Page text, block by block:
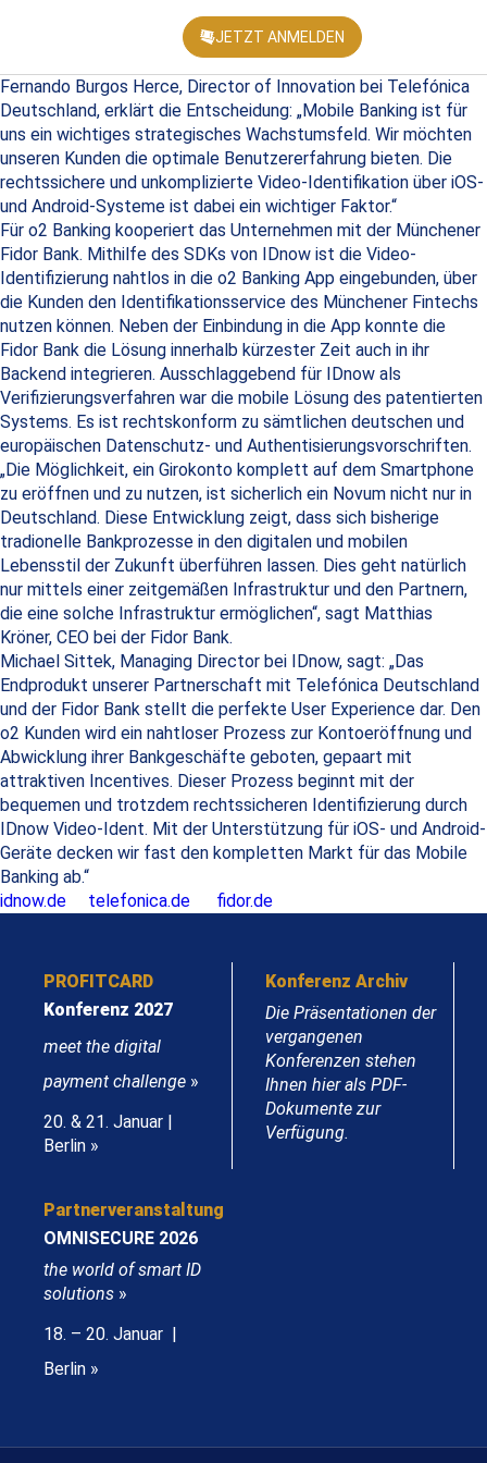
JETZT ANMELDEN
Fernando Burgos Herce, Director of Innovation bei Telefónica
Deutschland, erklärt die Entscheidung: „Mobile Banking ist für
uns ein wichtiges strategisches Wachstumsfeld. Wir möchten
unseren Kunden die optimale Benutzererfahrung bieten. Die
rechtssichere und unkomplizierte Video-Identifikation über iOS-
und Android-Systeme ist dabei ein wichtiger Faktor.“
Für o2 Banking kooperiert das Unternehmen mit der Münchener
Fidor Bank. Mithilfe des SDKs von IDnow ist die Video-
Identifizierung nahtlos in die o2 Banking App eingebunden, über
die Kunden den Identifikationsservice des Münchener Fintechs
nutzen können. Neben der Einbindung in die App konnte die
Fidor Bank die Lösung innerhalb kürzester Zeit auch in ihr
Backend integrieren. Ausschlaggebend für IDnow als
Verifizierungsverfahren war die mobile Lösung des patentierten
Systems. Es ist rechtskonform zu sämtlichen deutschen und
europäischen Datenschutz- und Authentisierungsvorschriften.
„Die Möglichkeit, ein Girokonto komplett auf dem Smartphone
zu eröffnen und zu nutzen, ist sicherlich ein Novum nicht nur in
Deutschland. Diese Entwicklung zeigt, dass sich bisherige
tradionelle Bankprozesse in den digitalen und mobilen
Lebensstil der Zukunft überführen lassen. Dies geht natürlich
nur mittels einer zeitgemäßen Infrastruktur und den Partnern,
die eine solche Infrastruktur ermöglichen“, sagt Matthias
Kröner, CEO bei der Fidor Bank.
Michael Sittek, Managing Director bei IDnow, sagt: „Das
Endprodukt unserer Partnerschaft mit Telefónica Deutschland
und der Fidor Bank stellt die perfekte User Experience dar. Den
o2 Kunden wird ein nahtloser Prozess zur Kontoeröffnung und
Abwicklung ihrer Bankgeschäfte geboten, gepaart mit
attraktiven Incentives. Dieser Prozess beginnt mit der
bequemen und trotzdem rechtssicheren Identifizierung durch
IDnow Video-Ident. Mit der Unterstützung für iOS- und Android-
Geräte decken wir fast den kompletten Markt für das Mobile
Banking ab.“
idnow.de telefonica.de fidor.de
PROFITCARD
Konferenz 2027
meet the digital
payment challenge »
20. & 21. Januar |
Berlin »
Konferenz Archiv
Die Präsentationen der
vergangenen
Konferenzen stehen
Ihnen hier als PDF-
Dokumente zur
Verfügung.
Partnerveranstaltung
OMNISECURE 2026
the world of smart ID
solutions »
18. – 20. Januar |
Berlin »